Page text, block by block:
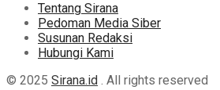
Tentang Sirana
Pedoman Media Siber
Susunan Redaksi
Hubungi Kami
© 2025 Sirana.id . All rights reserved